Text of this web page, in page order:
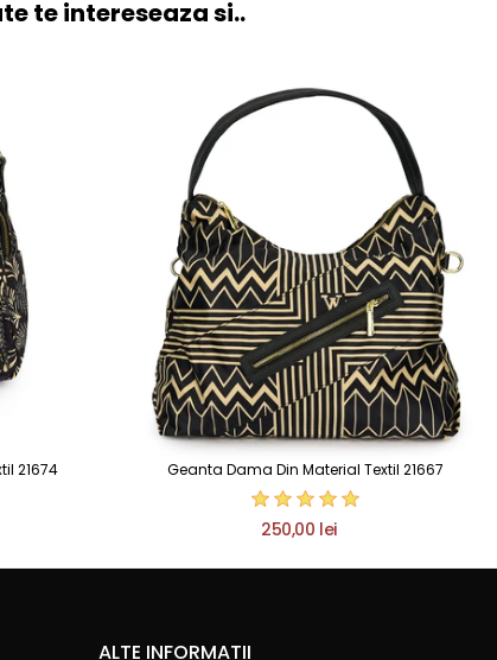
te intereseaza si..
21674 Geanta Dama Din Material Textil 21667
250,00 lei
ALTE INFORMATII